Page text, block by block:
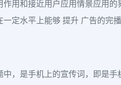
作用和接近用户应用情景应用
定水平上能够 提升 广告的完播
，是手机上的宣传词，即是